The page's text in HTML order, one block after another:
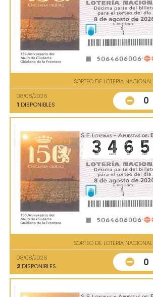
SORTEO DE LOTERIA NACIONAL
08/08/2026
1 DISPONIBLES 0
SORTEO DE LOTERIA NACIONAL
08/08/2026
2 DISPONIBLES 0